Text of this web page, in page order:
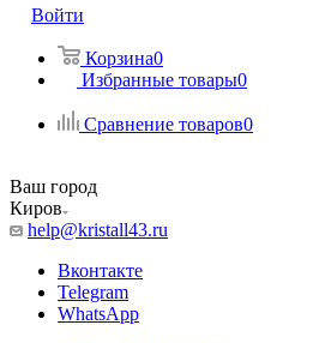
Войти
Корзина0
Избранные товары0
Сравнение товаров0
Ваш город
Киров
help@kristall43.ru
Вконтакте
Telegram
WhatsApp